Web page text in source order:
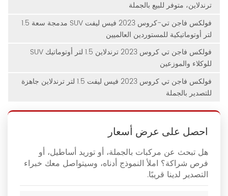
ترندلاين، متوفر للبيع بالجملة
فولكس فاجن تي-كروس 2023 فيس ليفت SUV مدمجة سعة 1.5
لتر أوتوماتيكية للمستوردين العالميين
فولكس فاجن تي كروس 2023 ترندلاين 1.5 لتر أوتوماتيك SUV
للوكلاء والموزعين
فولكس فاجن تي كروس 2023 فيس ليفت 1.5 لتر ترندلاين جاهزة
للتصدير بالجملة
احصل على عرض أسعار
هل تبحث عن مركبات بالجملة، أو توريد أساطيل، أو
فرص شراكة؟ املأ النموذج أدناه، وسيتواصل معك خبراء
التصدير لدينا قريبًا.